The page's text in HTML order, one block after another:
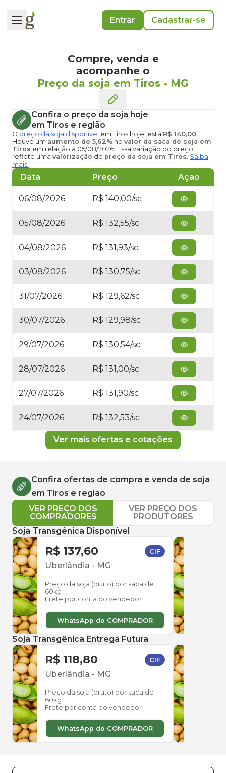
Entrar Cadastrar-se
Compre, venda e
acompanhe o
Preço da soja em Tiros - MG
Confira o preço da soja hoje
em Tiros e região
O preço da soja disponível em Tiros hoje, está R$ 140,00.
Houve um aumento de 5,62% no valor da saca de soja em
Tiros em relação a 05/08/2026. Essa variação do preço
reflete uma valorização do preço da soja em Tiros. Saiba
mais!
Data Preço Ação
06/08/2026 R$ 140,00/sc
05/08/2026 R$ 132,55/sc
04/08/2026 R$ 131,93/sc
03/08/2026 R$ 130,75/sc
31/07/2026 R$ 129,62/sc
30/07/2026 R$ 129,98/sc
29/07/2026 R$ 130,54/sc
28/07/2026 R$ 131,00/sc
27/07/2026 R$ 131,90/sc
24/07/2026 R$ 132,53/sc
Ver mais ofertas e cotações
Confira ofertas de compra e venda de soja
em Tiros e região
VER PREÇO DOS
COMPRADORES
VER PREÇO DOS
PRODUTORES
Soja Transgênica Disponível
R$ 137,60 CIF
Uberlândia - MG
Preço da soja (bruto) por saca de
60kg
Frete por conta do vendedor
WhatsApp do COMPRADOR
Soja Transgênica Entrega Futura
R$ 118,80 CIF
Uberlândia - MG
Preço da soja (bruto) por saca de
60kg
Frete por conta do vendedor
WhatsApp do COMPRADOR